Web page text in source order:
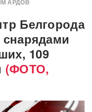
АРДОВ
Белгорода
109
(ФОТО,